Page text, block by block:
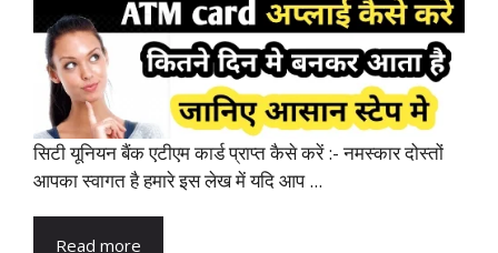
सिटी यूनियन बैंक एटीएम कार्ड प्राप्त कैसे करें :- नमस्कार दोस्तों
आपका स्वागत है हमारे इस लेख में यदि आप ...
Read more